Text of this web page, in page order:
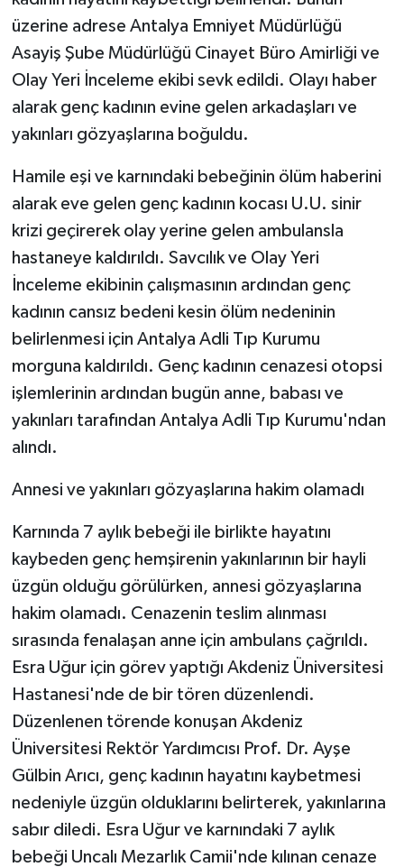
üzerine adrese Antalya Emniyet Müdürlüğü
Asayiş Şube Müdürlüğü Cinayet Büro Amirliği ve
Olay Yeri İnceleme ekibi sevk edildi. Olayı haber
alarak genç kadının evine gelen arkadaşları ve
yakınları gözyaşlarına boğuldu.
Hamile eşi ve karnındaki bebeğinin ölüm haberini
alarak eve gelen genç kadının kocası U.U. sinir
krizi geçirerek olay yerine gelen ambulansla
hastaneye kaldırıldı. Savcılık ve Olay Yeri
İnceleme ekibinin çalışmasının ardından genç
kadının cansız bedeni kesin ölüm nedeninin
belirlenmesi için Antalya Adli Tıp Kurumu
morguna kaldırıldı. Genç kadının cenazesi otopsi
işlemlerinin ardından bugün anne, babası ve
yakınları tarafından Antalya Adli Tıp Kurumu'ndan
alındı.
Annesi ve yakınları gözyaşlarına hakim olamadı
Karnında 7 aylık bebeği ile birlikte hayatını
kaybeden genç hemşirenin yakınlarının bir hayli
üzgün olduğu görülürken, annesi gözyaşlarına
hakim olamadı. Cenazenin teslim alınması
sırasında fenalaşan anne için ambulans çağrıldı.
Esra Uğur için görev yaptığı Akdeniz Üniversitesi
Hastanesi'nde de bir tören düzenlendi.
Düzenlenen törende konuşan Akdeniz
Üniversitesi Rektör Yardımcısı Prof. Dr. Ayşe
Gülbin Arıcı, genç kadının hayatını kaybetmesi
nedeniyle üzgün olduklarını belirterek, yakınlarına
sabır diledi. Esra Uğur ve karnındaki 7 aylık
bebeği Uncalı Mezarlık Camii'nde kılınan cenaze